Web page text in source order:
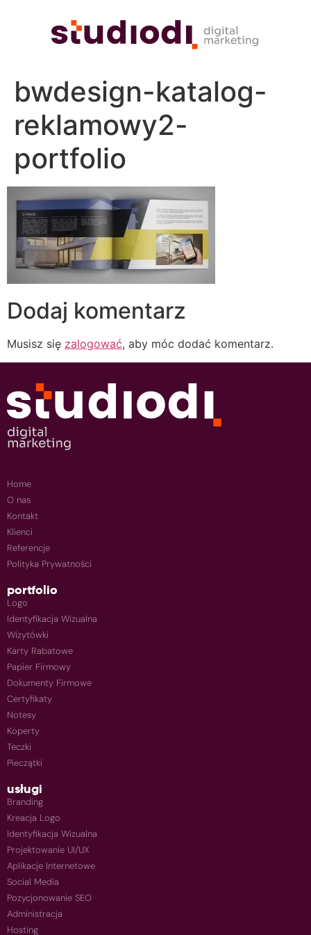
bwdesign-katalog-
reklamowy2-
portfolio
Dodaj komentarz
Musisz się zalogować, aby móc dodać komentarz.
Home
O nas
Kontakt
Klienci
Referencje
Polityka Prywatności
portfolio
Logo
Identyfikacja Wizualna
Wizytówki
Karty Rabatowe
Papier Firmowy
Dokumenty Firmowe
Certyfikaty
Notesy
Koperty
Teczki
Pieczątki
usługi
Branding
Kreacja Logo
Identyfikacja Wizualna
Projektowanie UI/UX
Aplikacje Internetowe
Social Media
Pozycjonowanie SEO
Administracja
Hosting